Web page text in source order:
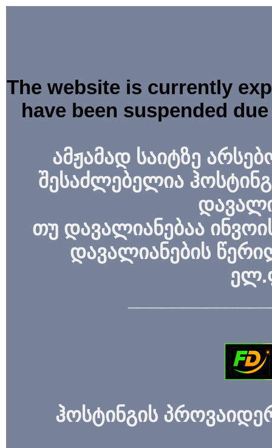
The website is currently
have been suspended
ამჟამად საიტზე
შესაძლებელია
თუ დავალიანებაა
დავალიანების
ჰოსტინგის